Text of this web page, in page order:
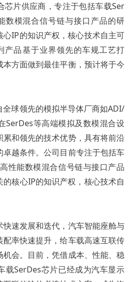
芯片供应商，专注于包括车载Ser
数模混合信号链与接口产品的研
IP的知识产权，核心技术自主可
产品基于业界领先的车规工艺打
方面做到最佳平衡，预计将于今
球领先的模拟半导体厂商如ADI/
SerDes等高端模拟及数模混合设
和领先的技术优势，具有将前沿
越条件。公司目前专注于包括车
性能数模混合信号链与接口产品
核心IP的知识产权，核心技术自
速发展和迭代，汽车智能座舱与
率快速提升，给车载高速互联传
会。目前，凭借成本、性能、稳
载SerDes芯片已经成为汽车显示